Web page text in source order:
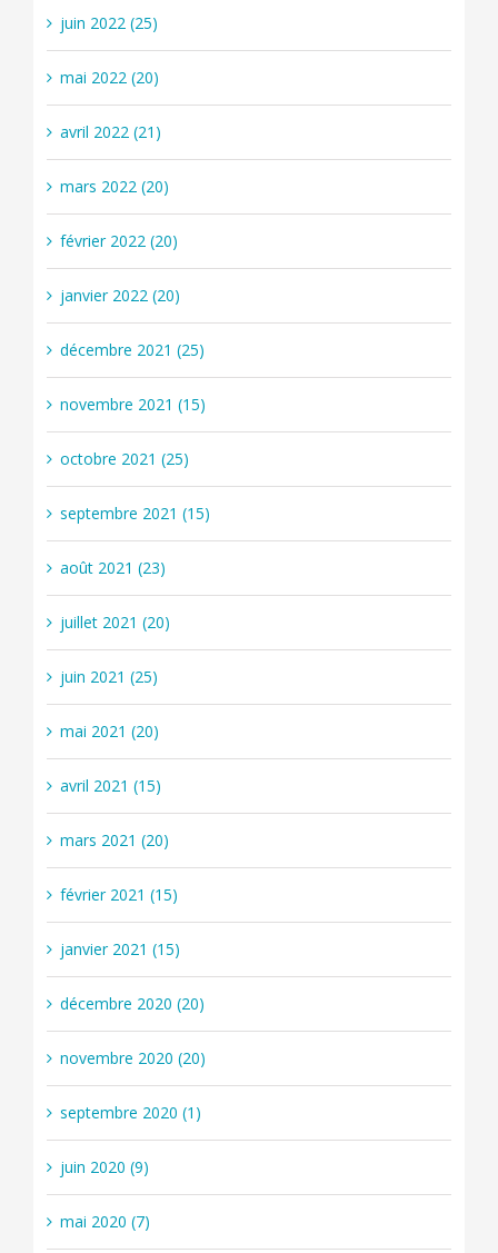
juin 2022 (25)
mai 2022 (20)
avril 2022 (21)
mars 2022 (20)
février 2022 (20)
janvier 2022 (20)
décembre 2021 (25)
novembre 2021 (15)
octobre 2021 (25)
septembre 2021 (15)
août 2021 (23)
juillet 2021 (20)
juin 2021 (25)
mai 2021 (20)
avril 2021 (15)
mars 2021 (20)
février 2021 (15)
janvier 2021 (15)
décembre 2020 (20)
novembre 2020 (20)
septembre 2020 (1)
juin 2020 (9)
mai 2020 (7)